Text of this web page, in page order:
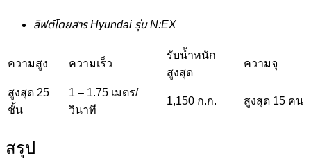
ลิฟต์โดยสาร Hyundai รุ่น N:EX
ความสูง ความเร็ว
รับน้ำหนัก
สูงสุด
ความจุ
สูงสุด 25
ชั้น
1 – 1.75 เมตร/
วินาที
1,150 ก.ก. สูงสุด 15 คน
สรุป